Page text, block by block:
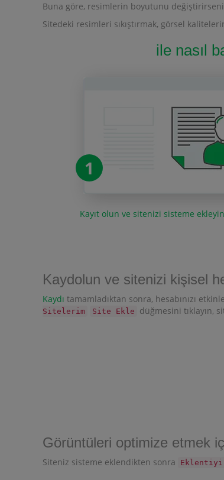
Buna göre, resimlerin boyutunu
Sitedeki resimleri sıkıştırmak, görsel
ile nasıl
1
Kayıt olun ve sitenizi sisteme ekleyin
Kaydolun ve sitenizi kişisel
Kaydı tamamladıktan sonra, hesabınızı
Sitelerim
Site Ekle düğmesini tıklayın,
Görüntüleri optimize etmek
Siteniz sisteme eklendikten sonra